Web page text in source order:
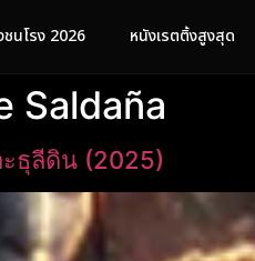
นโรง 2026 หนังเรตติ้งสูงสุด
Saldaña
ธุลีดิน (2025)